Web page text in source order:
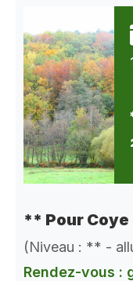
** Pour Coye
(Niveau : ** -
Rendez-vous :